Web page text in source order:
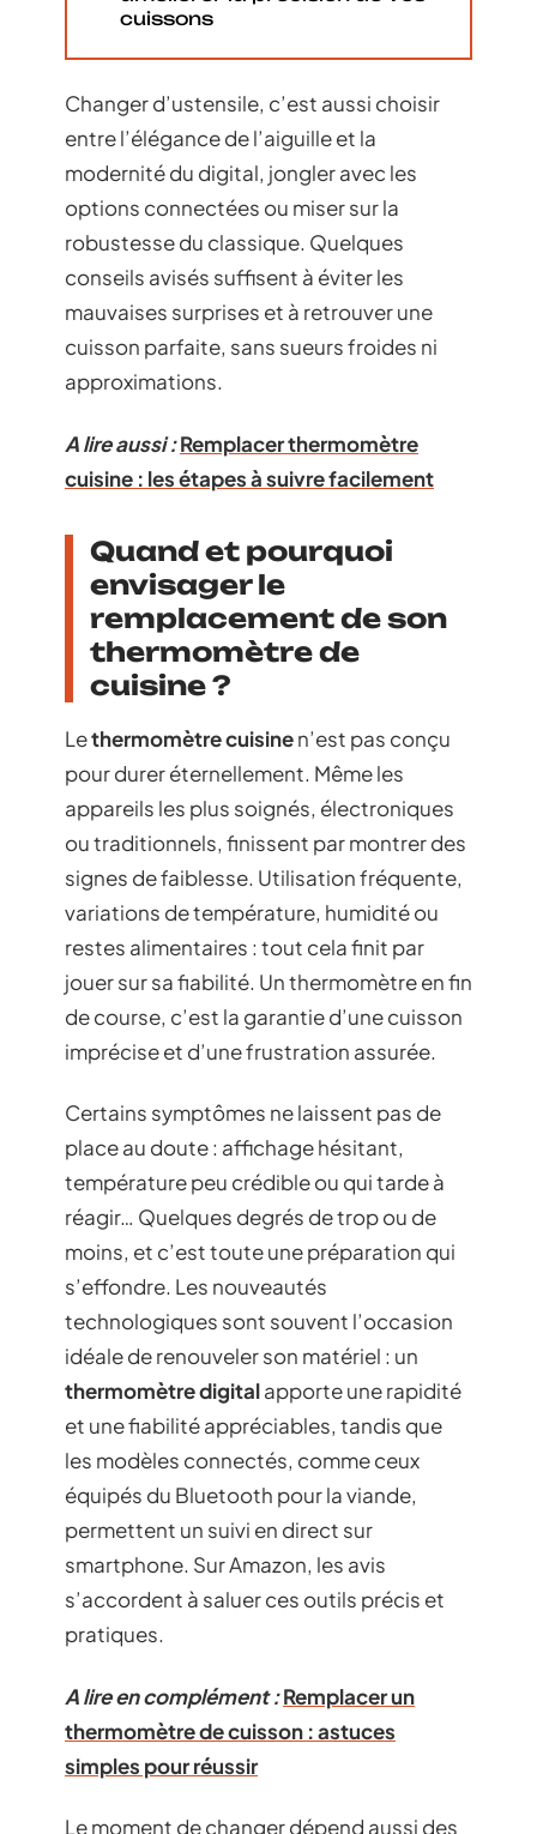
cuissons
Changer d’ustensile, c’est aussi choisir
entre l’élégance de l’aiguille et la
modernité du digital, jongler avec les
options connectées ou miser sur la
robustesse du classique. Quelques
conseils avisés suffisent à éviter les
mauvaises surprises et à retrouver une
cuisson parfaite, sans sueurs froides ni
approximations.
A lire aussi :Remplacer thermomètre
cuisine : les étapes à suivre facilement
Quand et pourquoi
envisager le
remplacement de son
thermomètre de
cuisine ?
Lethermomètre cuisinen’est pas conçu
pour durer éternellement. Même les
appareils les plus soignés, électroniques
ou traditionnels, finissent par montrer des
signes de faiblesse. Utilisation fréquente,
variations de température, humidité ou
restes alimentaires : tout cela finit par
jouer sur sa fiabilité. Un thermomètre en fin
de course, c’est la garantie d’une cuisson
imprécise et d’une frustration assurée.
Certains symptômes ne laissent pas de
place au doute : affichage hésitant,
température peu crédible ou qui tarde à
réagir… Quelques degrés de trop ou de
moins, et c’est toute une préparation qui
s’effondre. Les nouveautés
technologiques sont souvent l’occasion
idéale de renouveler son matériel : un
thermomètre digitalapporte une rapidité
et une fiabilité appréciables, tandis que
les modèles connectés, comme ceux
équipés du Bluetooth pour la viande,
permettent un suivi en direct sur
smartphone. Sur Amazon, les avis
s’accordent à saluer ces outils précis et
pratiques.
A lire en complément :Remplacer un
thermomètre de cuisson : astuces
simples pour réussir
Le moment de changer dépend aussi des